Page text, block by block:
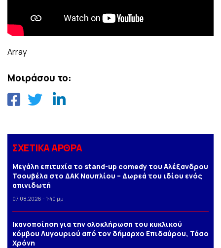
Array
Μοιράσου το:
ΣΧΕΤΙΚΑ ΑΡΘΡΑ
Μεγάλη επιτυχία το stand-up comedy του Αλέξανδρου
Τσουβέλα στο ΔΑΚ Ναυπλίου – Δωρεά του ιδίου ενός
απινιδωτή
07.08.2026 - 1:40 μμ
Iκανοποίηση για την ολοκλήρωση του κυκλικού
κόμβου Λυγουριού από τον δήμαρχο Επιδαύρου, Τάσο
Χρόνη